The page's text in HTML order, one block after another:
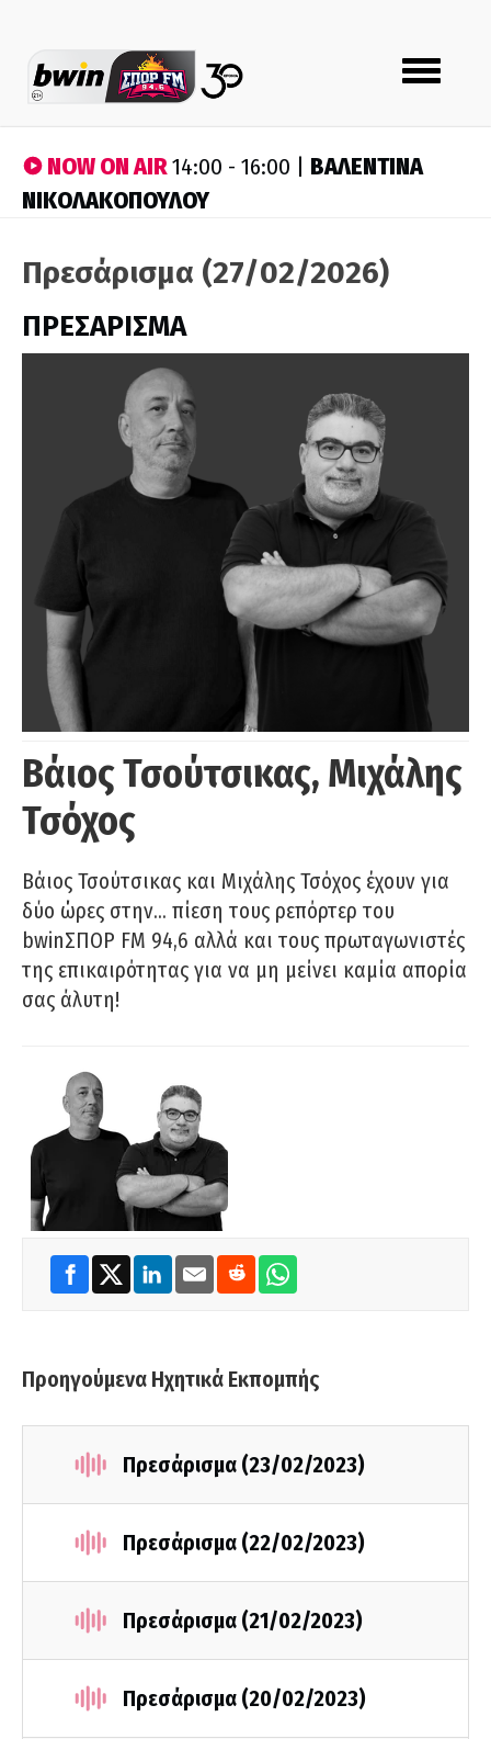
Toggle
navigation
NOW ON AIR14:00 - 16:00 | ΒΑΛΕΝΤΙΝΑ
ΝΙΚΟΛΑΚΟΠΟΥΛΟΥ
Πρεσάρισμα (27/02/2026)
ΠΡΕΣΑΡΙΣΜΑ
Βάιος Τσούτσικας, Μιχάλης
Τσόχος
Βάιος Τσούτσικας και Μιχάλης Τσόχος έχουν για
δύο ώρες στην… πίεση τους ρεπόρτερ του
bwinΣΠΟΡ FM 94,6 αλλά και τους πρωταγωνιστές
της επικαιρότητας για να μη μείνει καμία απορία
σας άλυτη!
Προηγούμενα Ηχητικά Εκπομπής
Πρεσάρισμα (23/02/2023)
Πρεσάρισμα (22/02/2023)
Πρεσάρισμα (21/02/2023)
Πρεσάρισμα (20/02/2023)